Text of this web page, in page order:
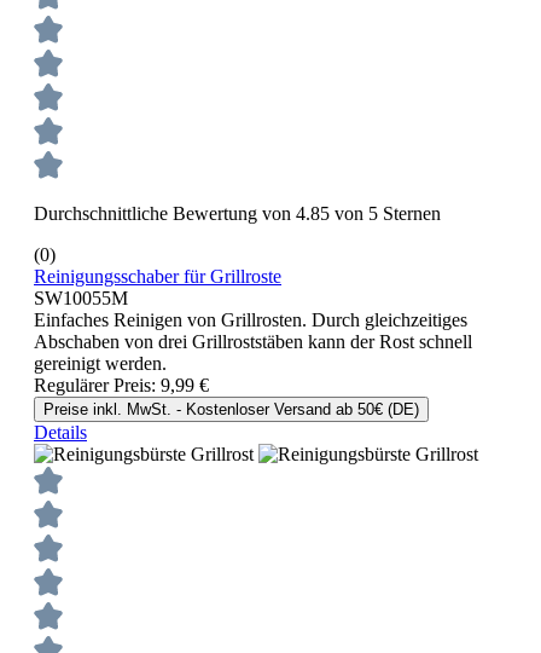
Durchschnittliche Bewertung von 4.85 von 5 Sternen
(0)
Reinigungsschaber für Grillroste
SW10055M
Einfaches Reinigen von Grillrosten. Durch gleichzeitiges
Abschaben von drei Grillroststäben kann der Rost schnell
gereinigt werden.
Regulärer Preis: 9,99 €
Preise inkl. MwSt. - Kostenloser Versand ab 50€ (DE)
Details